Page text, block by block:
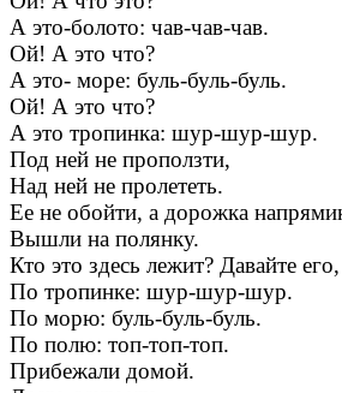
А это-болото: чав-чав-чав.
Ой! А это что?
А это- море: буль-буль-буль.
Ой! А это что?
А это тропинка: шур-шур-шур.
Под ней не проползти,
Над ней не пролететь.
Ее не обойти, а дорожка
Вышли на полянку.
Кто это здесь лежит? Давайте
По тропинке: шур-шур-шур.
По морю: буль-буль-буль.
По полю: топ-топ-топ.
Прибежали домой.